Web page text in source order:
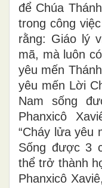
để Chúa
trong công
rằng: Giáo lý
mã, mà luôn
yêu mến
yêu mến Lời
Nam sống
Phanxicô
“Cháy lửa yêu
Sống được 3
thể trở thành
Phanxicô